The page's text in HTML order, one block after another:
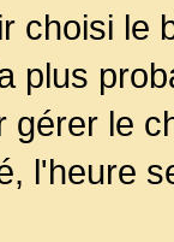
choisi le
plus
gérer le
l'heure